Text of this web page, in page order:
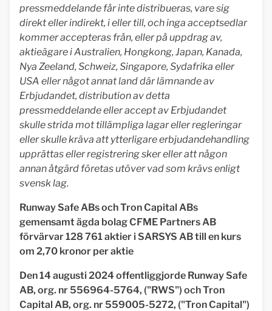
pressmeddelande får inte distribueras, vare sig
direkt eller indirekt, i eller till, och inga acceptsedlar
kommer accepteras från, eller på uppdrag av,
aktieägare i Australien, Hongkong, Japan, Kanada,
Nya Zeeland, Schweiz, Singapore, Sydafrika eller
USA eller något annat land där lämnande av
Erbjudandet, distribution av detta
pressmeddelande eller accept av Erbjudandet
skulle strida mot tillämpliga lagar eller regleringar
eller skulle kräva att ytterligare erbjudandehandling
upprättas eller registrering sker eller att någon
annan åtgärd företas utöver vad som krävs enligt
svensk lag.
Runway Safe ABs och Tron Capital ABs
gemensamt ägda bolag CFME Partners AB
förvärvar 128 761 aktier i SARSYS AB till en kurs
om 2,70 kronor per aktie
Den 14 augusti 2024 offentliggjorde Runway Safe
AB, org. nr 556964-5764, ("RWS") och Tron
Capital AB, org. nr 559005-5272, ("Tron Capital")